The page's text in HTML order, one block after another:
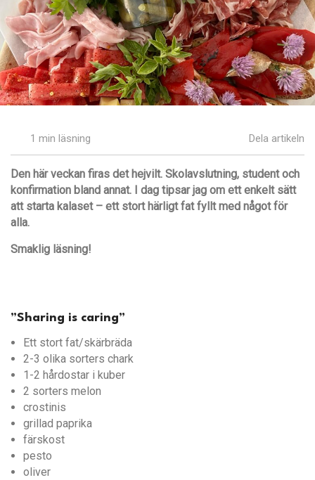
1 min läsning Dela artikeln
Den här veckan firas det hejvilt. Skolavslutning, student och
konfirmation bland annat. I dag tipsar jag om ett enkelt sätt
att starta kalaset – ett stort härligt fat fyllt med något för
alla.
Smaklig läsning!
”Sharing is caring”
Ett stort fat/skärbräda
2-3 olika sorters chark
1-2 hårdostar i kuber
2 sorters melon
crostinis
grillad paprika
färskost
pesto
oliver